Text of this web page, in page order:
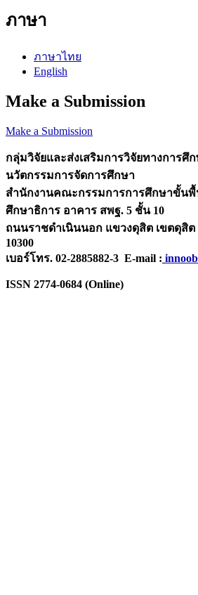
ภาษา
ภาษาไทย
English
Make a Submission
Make a Submission
กลุ่มวิจัยและส่งเสริมการวิจัยทางการศึ
นวัตกรรมการจัดการศึกษา
สำนักงานคณะกรรมการการศึกษาขั้นพื้
ศึกษาธิการ อาคาร สพฐ. 5 ชั้น 10
ถนนราชดำเนินนอก แขวงดุสิต เขตดุสิ
10300
เบอร์โทร. 02-2885882-3 E-mail :
ISSN 2774-0684 (Online)